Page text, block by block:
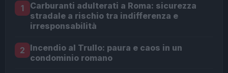
1
Carburanti adulterati a Roma: sicurezza
stradale a rischio tra indifferenza e
irresponsabilità
2 Incendio al Trullo: paura e caos in un
condominio romano